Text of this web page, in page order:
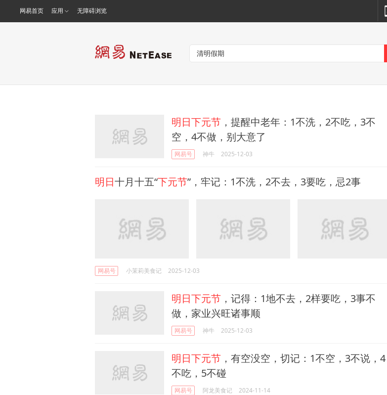
网易首页 应用 无障碍浏览
明日下元节 ，提醒中老年：1不洗，2不吃，3不
空，4不做，别大意了
网易号 神牛 2025-12-03
明日十月十五“下元节”，牢记：1不洗，2不去，3要吃，忌2事
网易号 小茉莉美食记 2025-12-03
明日下元节 ，记得：1地不去，2样要吃，3事不
做，家业兴旺诸事顺
网易号 神牛 2025-12-03
明日下元节 ，有空没空，切记：1不空，3不说，4
不吃，5不碰
网易号 阿龙美食记 2024-11-14